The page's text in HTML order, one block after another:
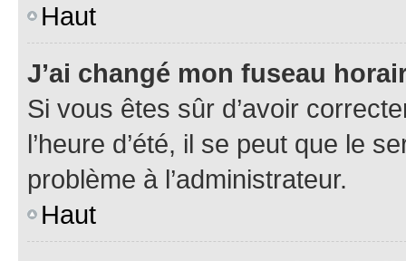
Haut
J’ai changé mon fuseau
Si vous êtes sûr d’avoir
l’heure d’été, il se peut que le
problème à l’administrateur.
Haut